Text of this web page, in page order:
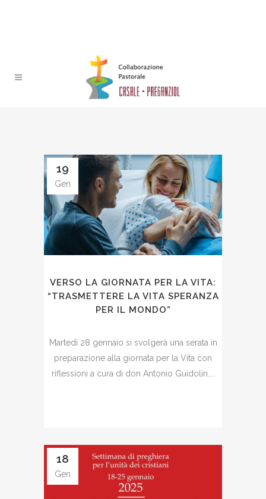
19
Gen
VERSO LA GIORNATA PER LA VITA:
“TRASMETTERE LA VITA SPERANZA
PER IL MONDO”
Martedì 28 gennaio si svolgerà una serata in
preparazione alla giornata per la Vita con
riflessioni a cura di don Antonio Guidolin....
18
Gen